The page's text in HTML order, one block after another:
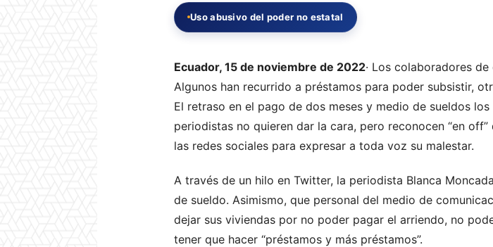
Uso abusivo del poder no estatal
Ecuador, 15 de noviembre de 2022· Los colaboradores
Algunos han recurrido a préstamos para poder subsistir,
El retraso en el pago de dos meses y medio de sueldos
periodistas no quieren dar la cara, pero reconocen “en
las redes sociales para expresar a toda voz su malestar.
A través de un hilo en Twitter, la periodista Blanca
de sueldo. Asimismo, que personal del medio de
dejar sus viviendas por no poder pagar el arriendo, no
tener que hacer “préstamos y más préstamos”.